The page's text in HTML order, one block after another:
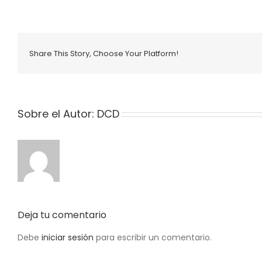
Share This Story, Choose Your Platform!
Sobre el Autor: DCD
Deja tu comentario
Debe iniciar sesión para escribir un comentario.